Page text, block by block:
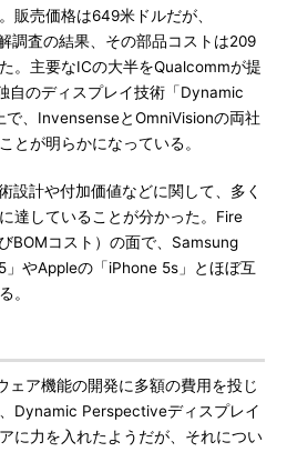
販売価格は649米ドルだが、
調査の結果、その部品コストは209
。主要なICの大半をQualcommが提
自のディスプレイ技術「Dynamic
、InvensenseとOmniVisionの両社
とが明らかになっている。
計や付加価値などに関して、多く
達していることが分かった。Fire
BOMコスト）の面で、Samsung
やAppleの「iPhone 5s」とほぼ互
。
ア機能の開発に多額の費用を投じ
Dynamic Perspectiveディスプレイ
に力を入れたようだが、それについ